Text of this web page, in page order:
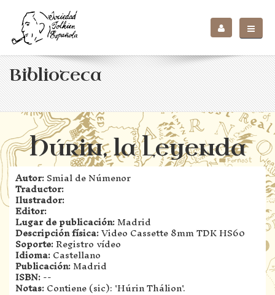
Biblioteca
Húrin, la Leyenda
Autor:Smial de Númenor
Traductor:
Ilustrador:
Editor:
Lugar de publicación:Madrid
Descripción física:Video Cassette 8mm TDK HS60
Soporte:Registro vídeo
Idioma:Castellano
Publicación:Madrid
ISBN:--
Notas:Contiene (sic): 'Húrin Thálion'.